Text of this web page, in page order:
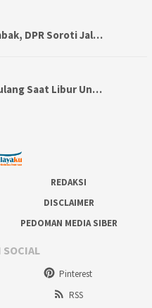
DPR Soroti Jal…
Saat Libur Un…
REDAKSI
DISCLAIMER
PEDOMAN MEDIA SIBER
SOCIAL
Pinterest
RSS